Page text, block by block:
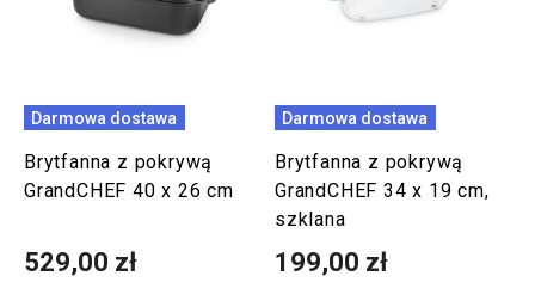
Darmowa dostawa
Brytfanna z pokrywą
GrandCHEF 40 x 26 cm
529,00 zł
Darmowa dostawa
Brytfanna z pokrywą
GrandCHEF 34 x 19 cm,
szklana
199,00 zł